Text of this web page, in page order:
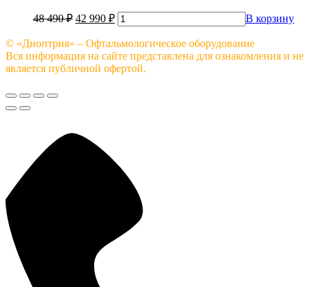
48 490₽ 42 990 ₽ В корзину
© «Диоптрия» – Офтальмологическое оборудование
Вся информация на сайте представлена для ознакомления и не
является публичной офертой.